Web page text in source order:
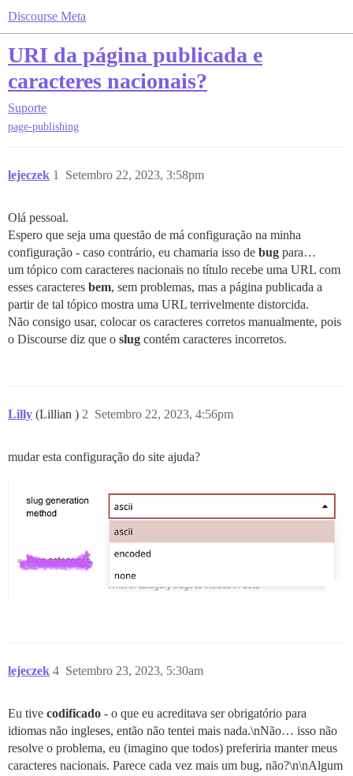
Discourse Meta
URI da página publicada e
caracteres nacionais?
Suporte
page-publishing
lejeczek Setembro 22, 2023, 3:58pm
1
Olá pessoal.
Espero que seja uma questão de má configuração na minha
configuração - caso contrário, eu chamaria isso de bug para…
um tópico com caracteres nacionais no título recebe uma URL com
esses caracteres bem, sem problemas, mas a página publicada a
partir de tal tópico mostra uma URL terrivelmente distorcida.
Não consigo usar, colocar os caracteres corretos manualmente, pois
o Discourse diz que o slug contém caracteres incorretos.
Lilly (Lillian ) Setembro 22, 2023, 4:56pm
2
mudar esta configuração do site ajuda?
lejeczek Setembro 23, 2023, 5:30am
4
Eu tive codificado - o que eu acreditava ser obrigatório para
idiomas não ingleses, então não tentei mais nada.\nNão… isso não
resolve o problema, eu (imagino que todos) preferiria manter meus
caracteres nacionais. Parece cada vez mais um bug, não?\n\nAlgum